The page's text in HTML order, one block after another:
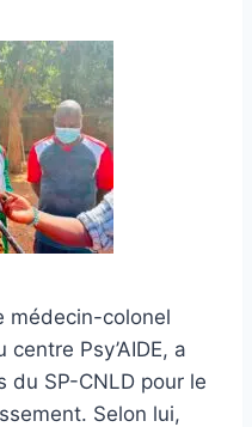
médecin-colonel
Psy’AIDE, a
du SP-CNLD pour le
Selon lui,